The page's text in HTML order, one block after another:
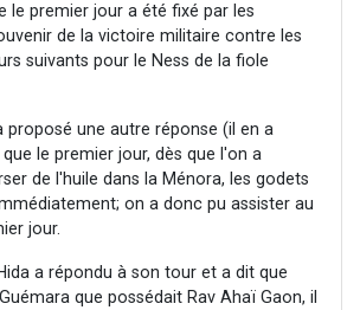
le premier jour a été fixé par les
de la victoire militaire contre les
suivants pour le Ness de la fiole
proposé une autre réponse (il en a
le premier jour, dès que l'on a
de l'huile dans la Ménora, les godets
on a donc pu assister au
jour.
a répondu à son tour et a dit que
que possédait Rav Ahaï Gaon, il